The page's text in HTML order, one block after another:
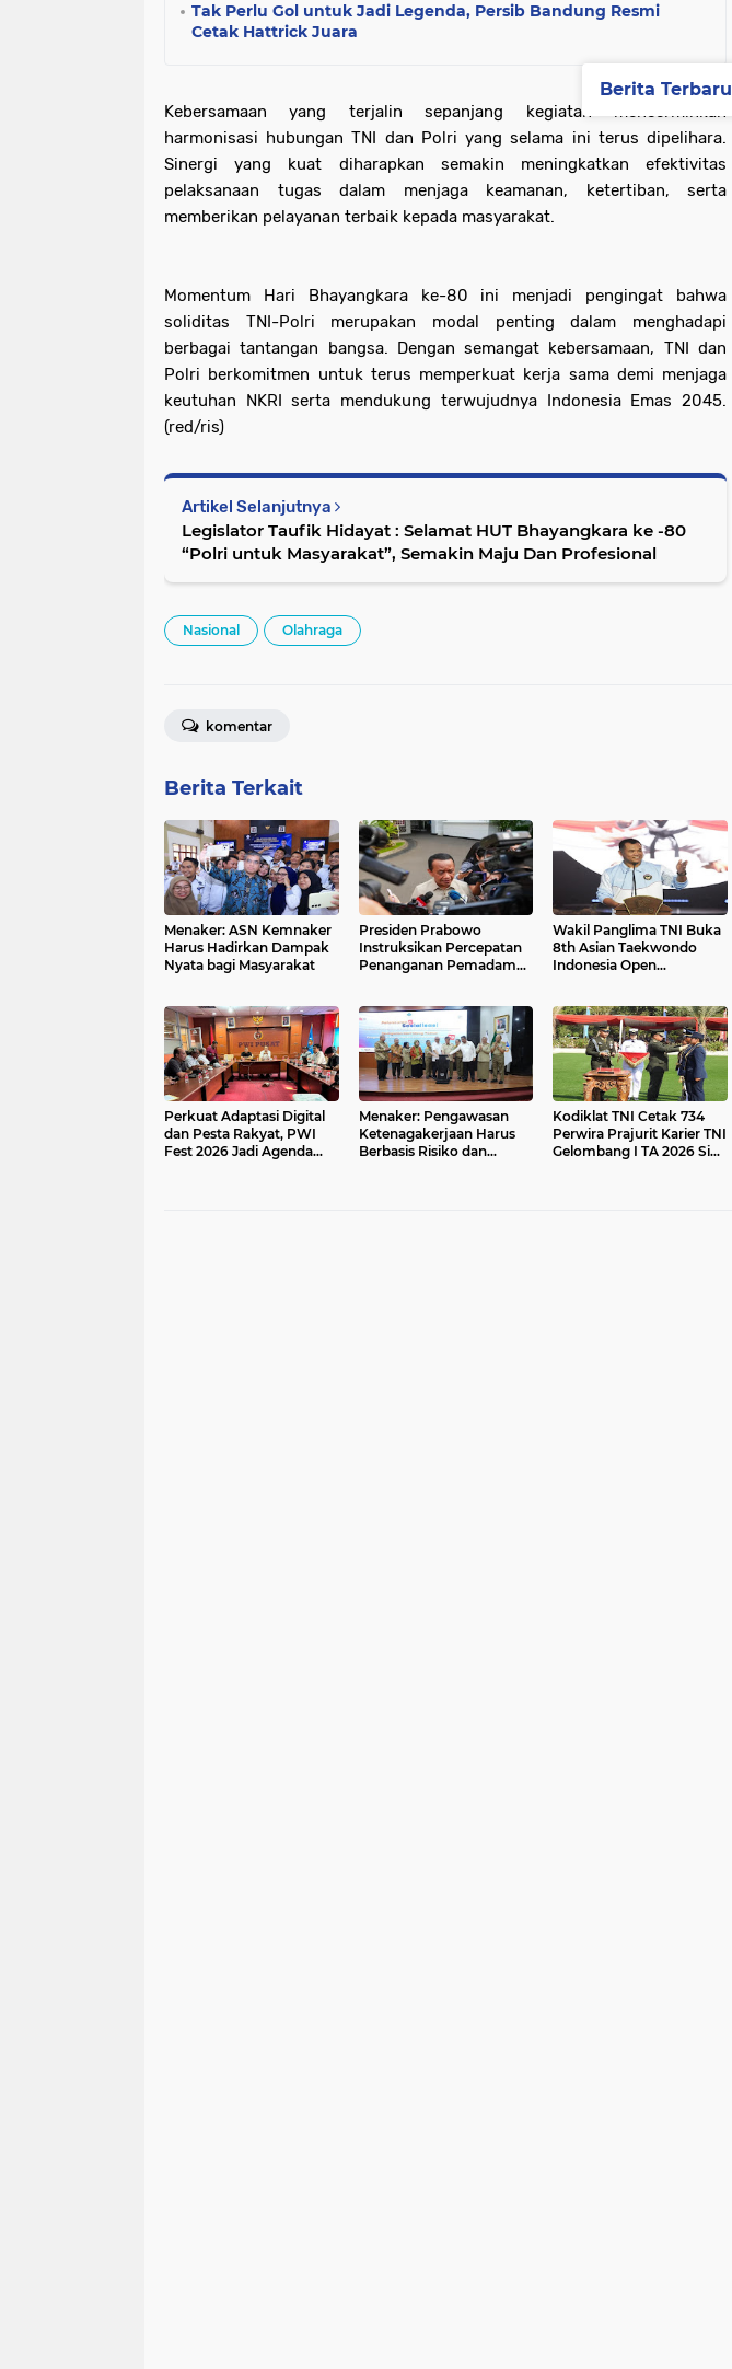
Tak Perlu Gol untuk Jadi Legenda, Persib Bandung Resmi
Cetak Hattrick Juara
Kebersamaan yang terjalin sepanjang kegiatan mencerminkan
harmonisasi hubungan TNI dan Polri yang selama ini terus dipelihara.
Sinergi yang kuat diharapkan semakin meningkatkan efektivitas
pelaksanaan tugas dalam menjaga keamanan, ketertiban, serta
memberikan pelayanan terbaik kepada masyarakat.
Momentum Hari Bhayangkara ke-80 ini menjadi pengingat bahwa
soliditas TNI-Polri merupakan modal penting dalam menghadapi
berbagai tantangan bangsa. Dengan semangat kebersamaan, TNI dan
Polri berkomitmen untuk terus memperkuat kerja sama demi menjaga
keutuhan NKRI serta mendukung terwujudnya Indonesia Emas 2045.
(red/ris)
Artikel Selanjutnya
Legislator Taufik Hidayat : Selamat HUT Bhayangkara ke -80
“Polri untuk Masyarakat”, Semakin Maju Dan Profesional
Nasional Olahraga
komentar
Berita Terkait
Menaker: ASN Kemnaker
Harus Hadirkan Dampak
Nyata bagi Masyarakat
Presiden Prabowo
Instruksikan Percepatan
Penanganan Pemadaman
Wakil Panglima TNI Buka
8th Asian Taekwondo
Indonesia Open
Perkuat Adaptasi Digital
dan Pesta Rakyat, PWI
Fest 2026 Jadi Agenda
Menaker: Pengawasan
Ketenagakerjaan Harus
Berbasis Risiko dan
Kodiklat TNI Cetak 734
Perwira Prajurit Karier TNI
Gelombang I TA 2026 Siap
Berita Terbaru